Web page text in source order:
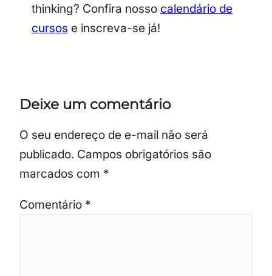
thinking? Confira nosso calendário de
cursos e inscreva-se já!
Deixe um comentário
O seu endereço de e-mail não será
publicado. Campos obrigatórios são
marcados com *
Comentário *